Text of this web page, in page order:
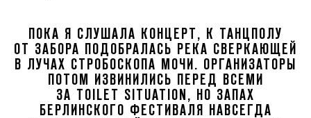
ПОКА Я СЛУШАЛА КОНЦЕРТ, К ТАНЦПОЛУ
ОТ ЗАБОРА ПОДОБРАЛАСЬ РЕКА СВЕРКАЮЩЕЙ
В ЛУЧАХ СТРОБОСКОПА МОЧИ. ОРГАНИЗАТОРЫ
ПОТОМ ИЗВИНИЛИСЬ ПЕРЕД ВСЕМИ
ЗА TOILET SITUATION, НО ЗАПАХ
БЕРЛИНСКОГО ФЕСТИВАЛЯ НАВСЕГДА